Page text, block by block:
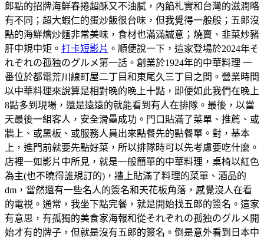
郎點的招牌海鮮春捲超酥又不油膩，內餡札實和台灣的滋潤略
有不同；超大蝦仁的蛋炒飯很台味，但我覺得一般般；五郎沒
點的海鮮燴炒麵非常美味，食材也滿滿誠意；燒賣、韭菜炒豬
肝中規中矩。 打卡短影片 。順便說一下，這家登場於2024年そ
れぞれの孤独のグルメ第一話。創業於1924年的中華料理 一
番位於都電荒川線町屋二丁目和東尾久三丁目之間。營業時間
以中華料理來說算是相對晚的晚上十點，即便如此我們在晚上
8點多到現場，還是遠遠的就能看到有人在排隊。最後，以當
天最後一組客人，安全滑壘成功。門口貼滿了菜單、推薦、或
牆上、或黑板、或服務人員出來點餐先的點餐單。對，基本
上，進門前就要先點好菜，所以排隊時可以先考慮要吃什麼。
店裡一如影片中所見，就是一般簡單的中華料理，桌椅以紅色
為主(也不曉得誰規訂的)，牆上貼滿了料理的菜單、酒品的
dm，當然還有一些名人的簽名和天花板角落，感覺沒人在看
的電視。通常，我坐下點完餐，就是開始找五郎的簽名。這家
有意思，有孤獨的美食家海報和從それぞれの孤独のグルメ開
始才有的牌子，但就是沒有五郎的簽名。倒是意外看到日本中